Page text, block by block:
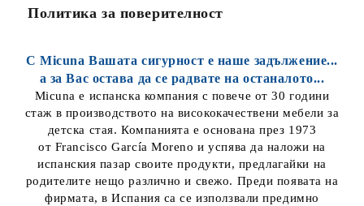
Политика за поверителност
С Micuna Вашата сигурност е наше задължение...
а за Вас остава да се радвате на останалото...
Micuna е испанска компания с повече от 30 години
стаж в производството на висококачествени мебели за
детска стая. Компанията е основана през 1973
от Francisco García Moreno и успява да наложи на
испанския пазар своите продукти, предлагайки на
родителите нещо различно и свежо. Преди появата на
фирмата, в Испания са се използвали предимно